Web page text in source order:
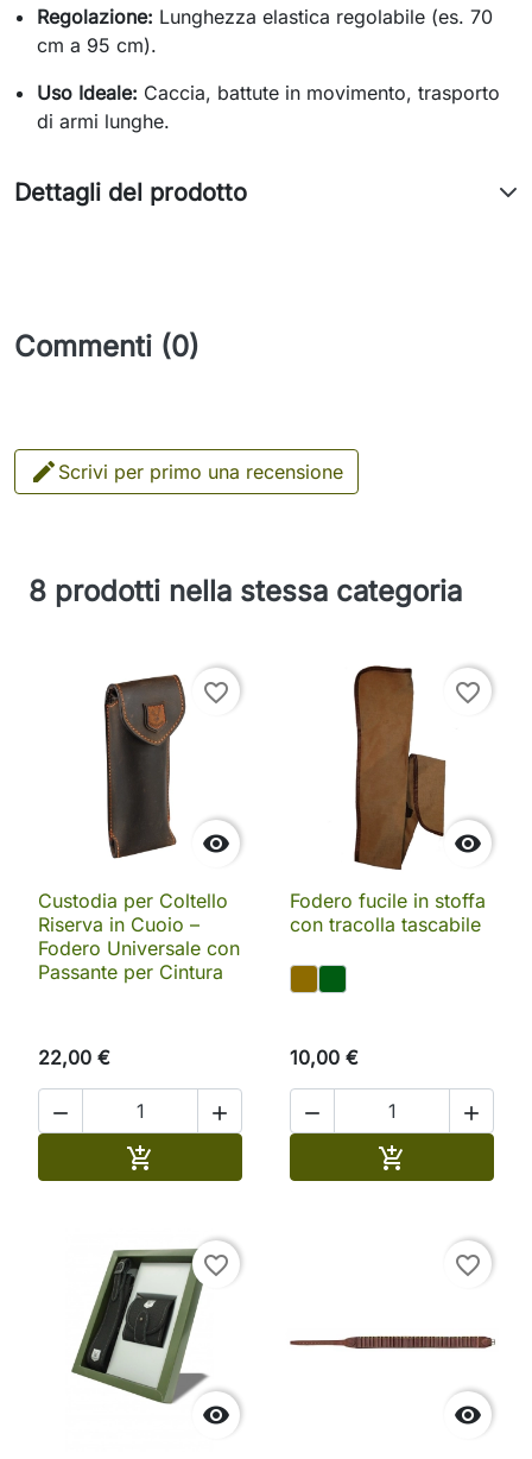
Regolazione: Lunghezza elastica regolabile (es. 70
cm a 95 cm).
Uso Ideale: Caccia, battute in movimento, trasporto
di armi lunghe.
Dettagli del prodotto
Commenti (0)
 Scrivi per primo una recensione
8 prodotti nella stessa categoria

favorite_border
Custodia per Coltello
Riserva in Cuoio –
Fodero Universale con
Passante per Cintura
22,00 €
 


favorite_border
Fodero fucile in stoffa
con tracolla tascabile
10,00 €
 


favorite_border

favorite_border